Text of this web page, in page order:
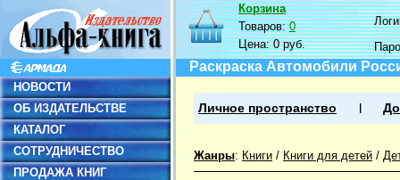
НОВОСТИ
ОБ ИЗДАТЕЛЬСТВЕ
КАТАЛОГ
СОТРУДНИЧЕСТВО
ПРОДАЖА КНИГ
Корзина
Товаров:0
Цена:0 руб.
Раскраска Автомобили
Личное пространство
Жанры: Книги / Книги для детей /